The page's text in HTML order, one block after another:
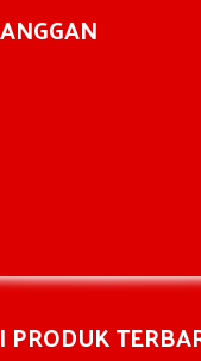
PRODUK